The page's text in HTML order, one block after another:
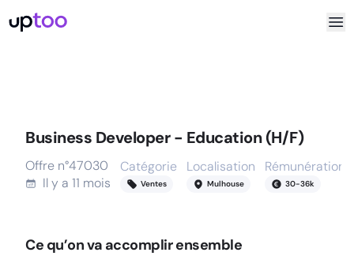
Business Developer - Education (H/F)
Offre n°47030
Il y a 11 mois
Catégorie
Ventes
Localisation
Mulhouse
Rémunération
30-36k
Ce qu’on va accomplir ensemble